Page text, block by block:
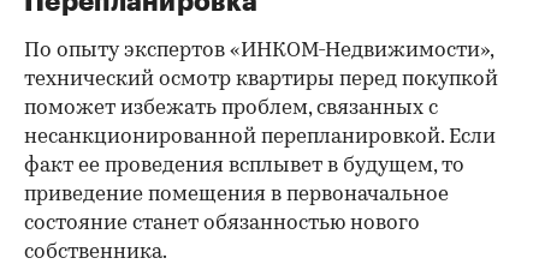
По опыту экспертов «ИНКОМ-Недвижимости»,
технический осмотр квартиры перед покупкой
поможет избежать проблем, связанных с
несанкционированной перепланировкой. Если
факт ее проведения всплывет в будущем, то
приведение помещения в первоначальное
состояние станет обязанностью нового
собственника.